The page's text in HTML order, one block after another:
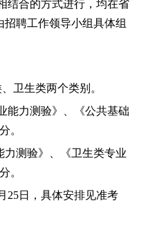
结合的方式进行，均在省
聘工作领导小组具体组
卫生类两个类别。
能力测验》、《公共基础
。
力测验》、《卫生类专业
。
25日，具体安排见准考